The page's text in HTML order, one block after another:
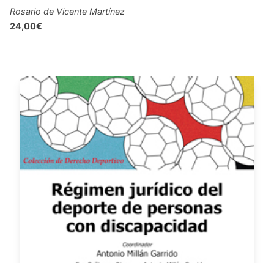
Rosario de Vicente Martínez
24,00€